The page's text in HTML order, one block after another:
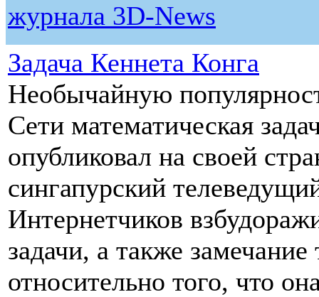
журнала 3D-News
Задача Кеннета Конга
Необычайную
Сети математическая
опубликовал на своей
сингапурский
Интернетчиков
задачи, а также замечание
относительно того, что